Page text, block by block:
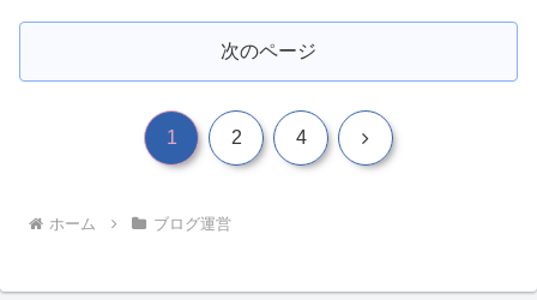
次のページ
1 2 4 次
ホーム ブログ運営